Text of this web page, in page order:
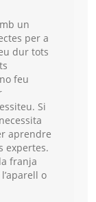
un
per a
dur tots
feu
Si
aprendre
expertes.
franja
o